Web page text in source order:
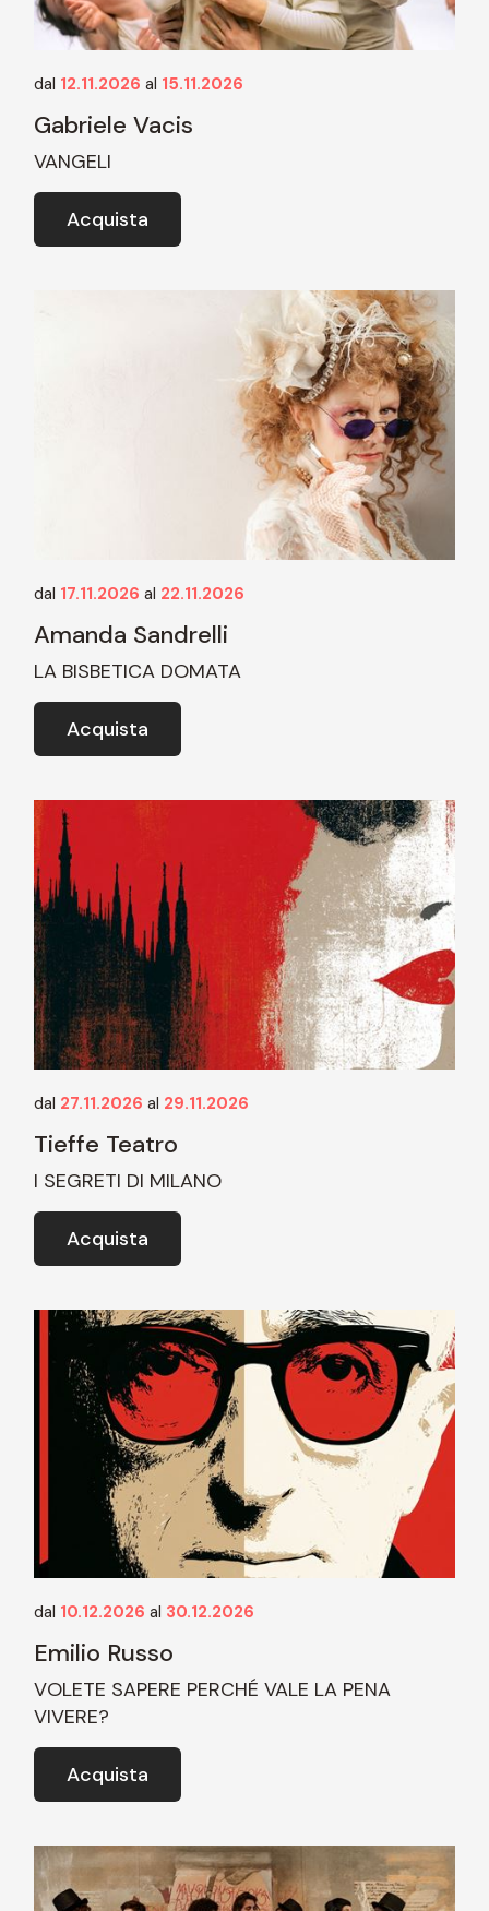
dal 12.11.2026 al 15.11.2026
Gabriele Vacis
VANGELI
Acquista
dal 17.11.2026 al 22.11.2026
Amanda Sandrelli
LA BISBETICA DOMATA
Acquista
dal 27.11.2026 al 29.11.2026
Tieffe Teatro
I SEGRETI DI MILANO
Acquista
dal 10.12.2026 al 30.12.2026
Emilio Russo
VOLETE SAPERE PERCHÉ VALE LA PENA
VIVERE?
Acquista